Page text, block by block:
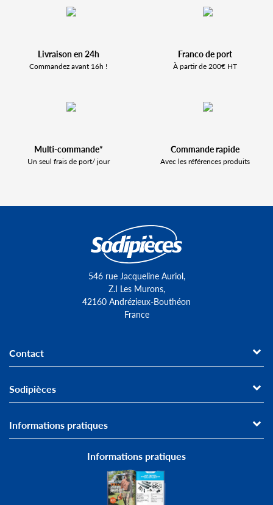
Livraison en 24h
Commandez avant 16h !
Franco de port
À partir de 200€ HT
Multi-commande*
Un seul frais de port/ jour
Commande rapide
Avec les références produits
546 rue Jacqueline Auriol,
Z.I Les Murons,
42160 Andrézieux-Bouthéon
France
Contact
Sodipièces
Informations pratiques
Informations pratiques